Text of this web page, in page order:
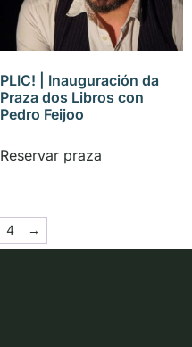
PLIC! | Inauguración da
Praza dos Libros con
Pedro Feijoo
Reservar praza
4 →